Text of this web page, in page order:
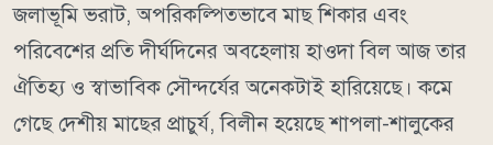
জলাভূমি ভরাট, অপরিকল্পিতভাবে মাছ শিকার এবং
পরিবেশের প্রতি দীর্ঘদিনের অবহেলায় হাওদা বিল আজ তার
ঐতিহ্য ও স্বাভাবিক সৌন্দর্যের অনেকটাই হারিয়েছে। কমে
গেছে দেশীয় মাছের প্রাচুর্য, বিলীন হয়েছে শাপলা-শালুকের